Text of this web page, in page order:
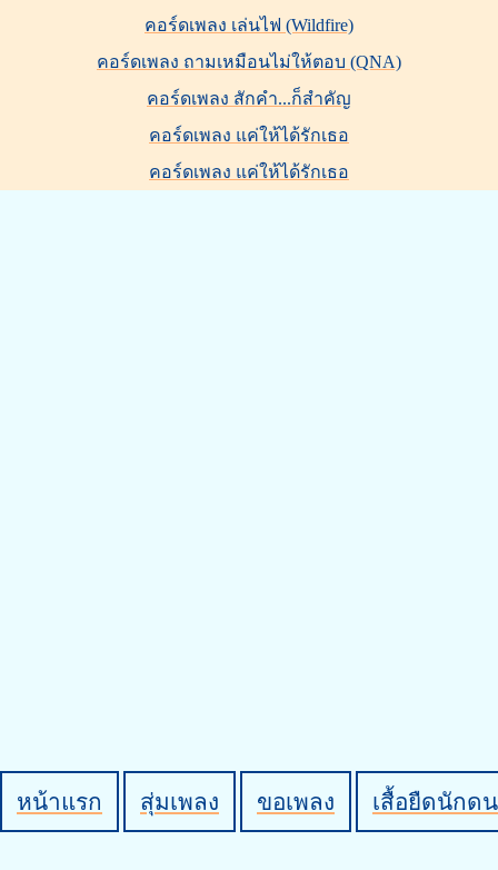
คอร์ดเพลง เล่นไฟ (Wildfire)
คอร์ดเพลง ถามเหมือนไม่ให้ตอบ (QNA)
คอร์ดเพลง สักคำ...ก็สำคัญ
คอร์ดเพลง แค่ให้ได้รักเธอ
คอร์ดเพลง แค่ให้ได้รักเธอ
หน้าแรก สุ่มเพลง ขอเพลง เสื้อยืดนักด